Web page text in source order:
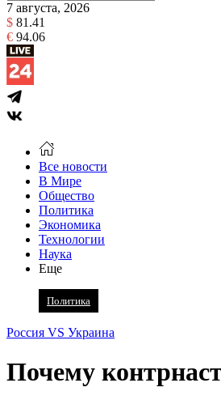
7 августа, 2026
$ 81.41
€ 94.06
Все новости
В Мире
Общество
Политика
Экономика
Технологии
Наука
Еще
Политика
Россия VS Украина
Почему